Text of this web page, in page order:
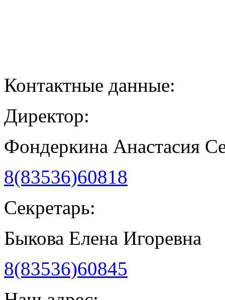
Контактные данные:
Директор:
Фондеркина Анастасия
8(83536)60818
Секретарь:
Быкова Елена Игоревна
8(83536)60845